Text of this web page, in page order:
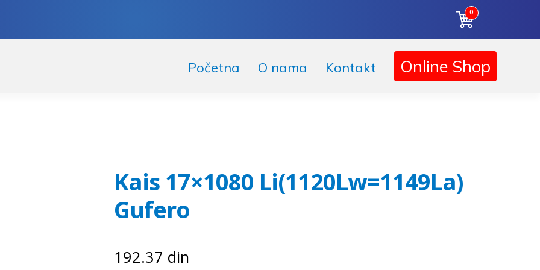
0
Početna O nama Kontakt Online Shop
Kais 17×1080 Li(1120Lw=1149La)
Gufero
192.37 din